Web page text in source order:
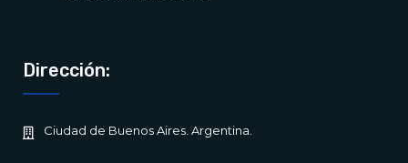
Dirección:
Ciudad de Buenos Aires. Argentina.